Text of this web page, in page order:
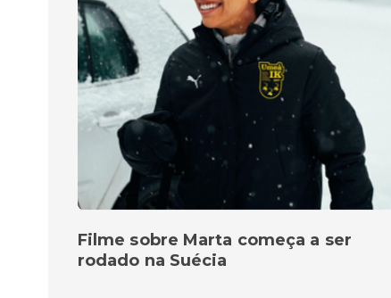
Filme sobre Marta começa a ser
rodado na Suécia